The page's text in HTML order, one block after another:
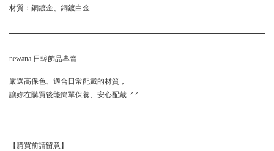
材質：銅鍍金、銅鍍白金
newana 日韓飾品專賣
嚴選高保色、適合日常配戴的材質，
讓妳在購買後能簡單保養、安心配戴 .ᐟ.ᐟ
【購買前請留意】